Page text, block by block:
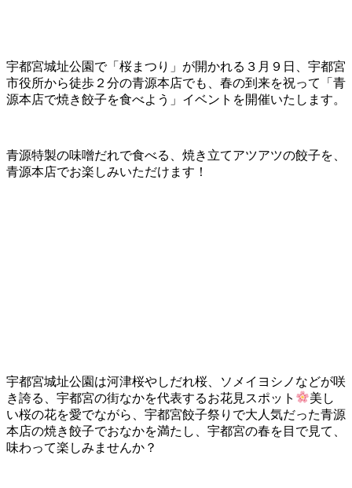
宇都宮城址公園で「桜まつり」が開かれる３月９日、宇都宮
市役所から徒歩２分の青源本店でも、春の到来を祝って「青
源本店で焼き餃子を食べよう」イベントを開催いたします。
青源特製の味噌だれで食べる、焼き立てアツアツの餃子を、
青源本店でお楽しみいただけます！
宇都宮城址公園は河津桜やしだれ桜、ソメイヨシノなどが咲
き誇る、宇都宮の街なかを代表するお花見スポット
美し
い桜の花を愛でながら、宇都宮餃子祭りで大人気だった青源
本店の焼き餃子でおなかを満たし、宇都宮の春を目で見て、
味わって楽しみませんか？